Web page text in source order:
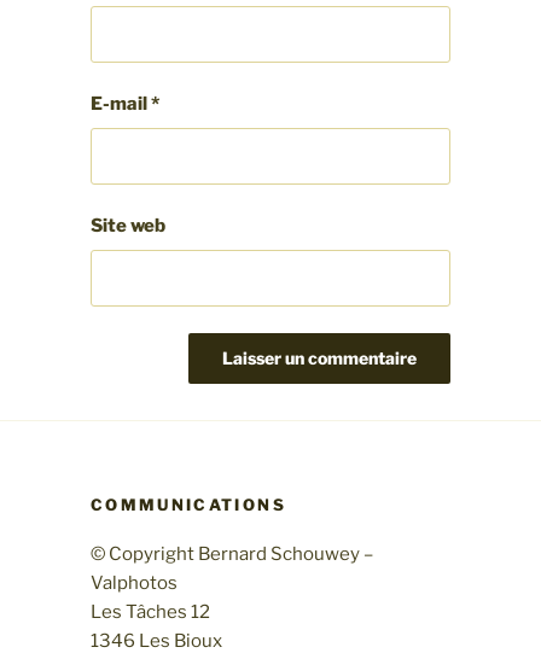
E-mail*
Site web
COMMUNICATIONS
© Copyright Bernard Schouwey –
Valphotos
Les Tâches 12
1346 Les Bioux